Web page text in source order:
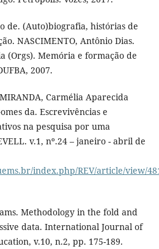
de. (Auto)biografia, histórias de
NASCIMENTO, Antônio Dias.
(Orgs). Memória e formação de
2007.
Carmélia Aparecida
da. Escrevivências e
na pesquisa por uma
v.1, nº.24 – janeiro - abril de
index.php/REV/article/view/
Methodology in the fold and
data. International Journal of
v.10, n.2, pp. 175-189.